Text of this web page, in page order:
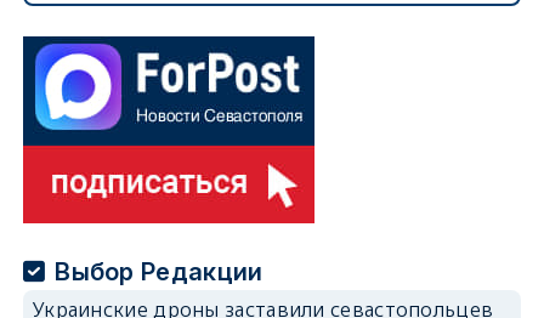
Выбор Редакции
Украинские дроны заставили севастопольцев